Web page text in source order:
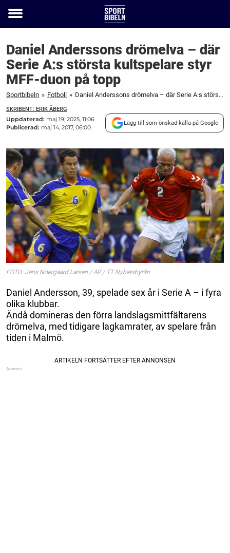
Toggle
Daniel Anderssons drömelva – där
Serie A:s största kultspelare styr
MFF-duon på topp
Sportbibeln » Fotboll » Daniel Anderssons drömelva – där Serie A:s största kultspelare styr MFF-duon på topp
SKRIBENT: ERIK ÅBERG
Uppdaterad: maj 19, 2025, 11:06
Publicerad: maj 14, 2017, 06:00
Lägg till som önskad källa på Google
FOTO: Jens Noergaard Larsen / AP / TT Nyhetsbyrån
Daniel Andersson, 39, spelade sex år i Serie A – i fyra
olika klubbar.
Ändå domineras den förra landslagsmittfältarens
drömelva, med tidigare lagkamrater, av spelare från
tiden i Malmö.